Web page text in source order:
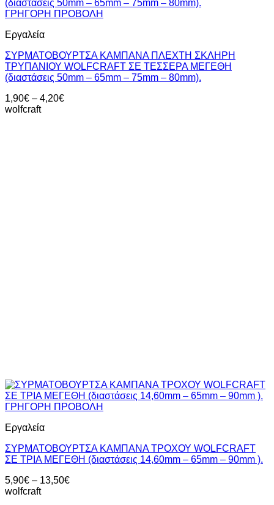
ΓΡΗΓΟΡΗ ΠΡΟΒΟΛΗ
Εργαλεία
ΣΥΡΜΑΤΟΒΟΥΡΤΣΑ ΚΑΜΠΑΝΑ ΠΛΕΧΤΗ ΣΚΛΗΡΗ
ΤΡΥΠΑΝΙΟΥ WOLFCRAFT ΣΕ ΤΕΣΣΕΡΑ ΜΕΓΕΘΗ
(διαστάσεις 50mm – 65mm – 75mm – 80mm).
1,90€ – 4,20€Price
wolfcraft
ΓΡΗΓΟΡΗ ΠΡΟΒΟΛΗ
Εργαλεία
ΣΥΡΜΑΤΟΒΟΥΡΤΣΑ ΚΑΜΠΑΝΑ ΤΡΟΧΟΥ WOLFCRAFT
ΣΕ ΤΡΙΑ ΜΕΓΕΘΗ (διαστάσεις 14,60mm – 65mm – 90mm ).
5,90€ – 13,50€Price
wolfcraft